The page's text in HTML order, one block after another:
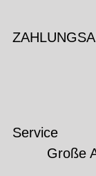
Service
Große